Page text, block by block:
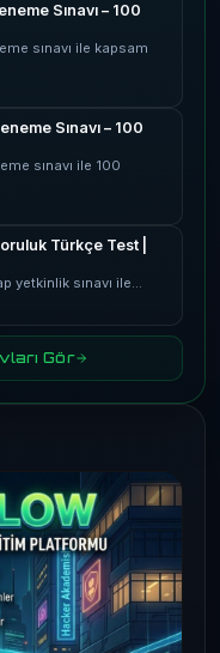
Sınavı – 100
sınavı ile kapsam
Sınavı – 100
sınavı ile 100
Türkçe Test |
yetkinlik sınavı ile…
Gör